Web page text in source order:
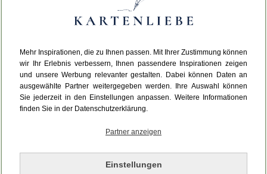
Mehr Inspirationen, die zu Ihnen passen. Mit Ihrer Zustimmung können
wir Ihr Erlebnis verbessern, Ihnen passendere Inspirationen zeigen
und unsere Werbung relevanter gestalten. Dabei können Daten an
ausgewählte Partner weitergegeben werden. Ihre Auswahl können
Sie jederzeit in den Einstellungen anpassen. Weitere Informationen
finden Sie in der Datenschutzerklärung.
Partner anzeigen
Einstellungen
Da ist etwas schiefgelaufen.
Leider ist ein technischer Fehler aufgetreten.
Bitte laden Sie die Seite neu.